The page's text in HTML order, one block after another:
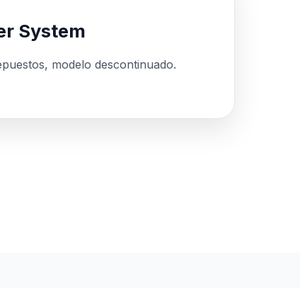
System
modelo descontinuado.